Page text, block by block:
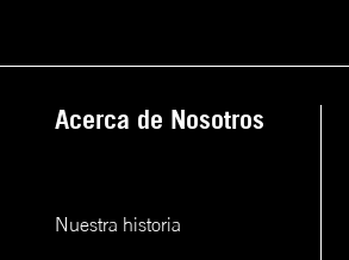
Acerca de Nosotros
Nuestra historia